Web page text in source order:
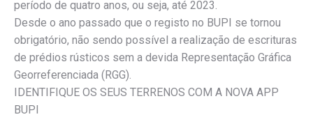
período de quatro anos, ou seja, até 2023.
Desde o ano passado que o registo no BUPI se tornou
obrigatório, não sendo possível a realização de escrituras
de prédios rústicos sem a devida Representação Gráfica
Georreferenciada (RGG).
IDENTIFIQUE OS SEUS TERRENOS COM A NOVA APP
BUPI